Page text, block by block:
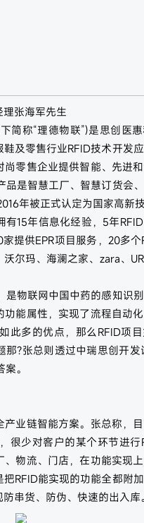
张海军先生
简称“理德物联”)是思创医
及零售行业RFID技术开发
零售企业提供智能、先进
品是智慧工厂、智慧订货会
年被正式认定为国家高新
15年信息化经验，5年
提供EPR项目服务，20多个
尔玛、海澜之家、zara、
是物联网中国中药的感知识
能属性，实现了流程自动
此多的优点，那么RFID项
?张总则透过中瑞思创开发
。
业链智能方案。张总称，
很少对客户的某个环节进行
物流、门店，在功能实现
RFID能实现的功能全都附
串货、防伪、快速的出入库